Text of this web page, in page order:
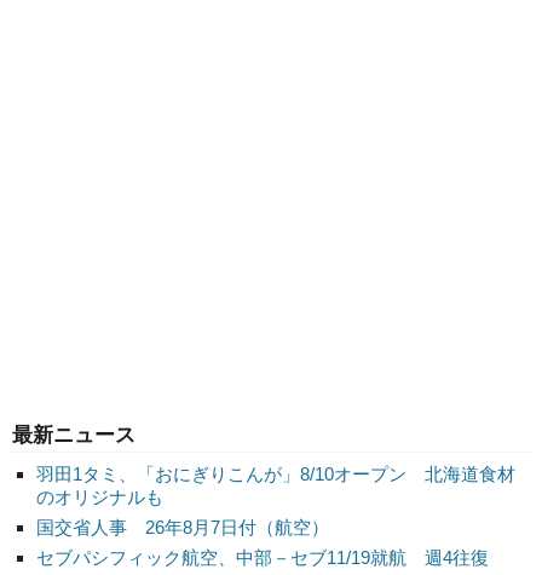
最新ニュース
羽田1タミ、「おにぎりこんが」8/10オープン 北海道食材
のオリジナルも
国交省人事 26年8月7日付（航空）
セブパシフィック航空、中部－セブ11/19就航 週4往復